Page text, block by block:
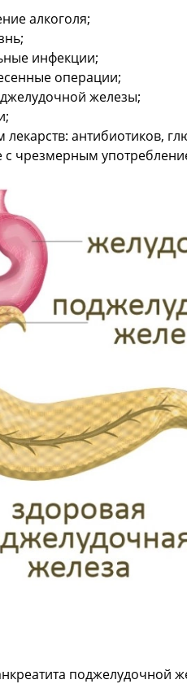
алкоголя;
инфекции;
операции;
железы;
антибиотиков,
с чрезмерным
поджелудочной